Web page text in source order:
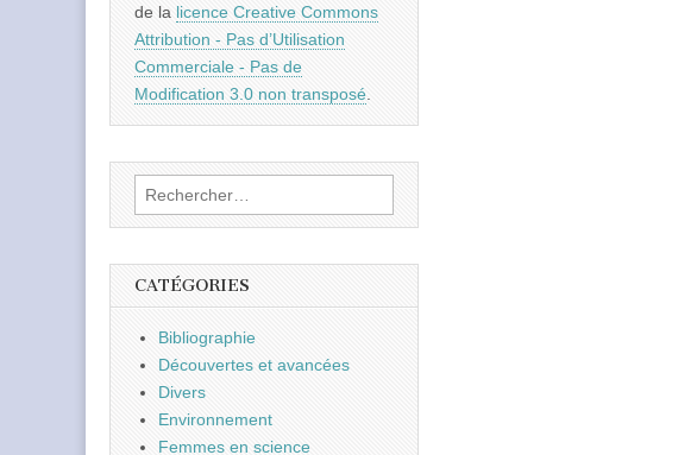
de la licence Creative Commons
Attribution - Pas d’Utilisation
Commerciale - Pas de
Modification 3.0 non transposé.
Rechercher :
CATÉGORIES
Bibliographie
Découvertes et avancées
Divers
Environnement
Femmes en science